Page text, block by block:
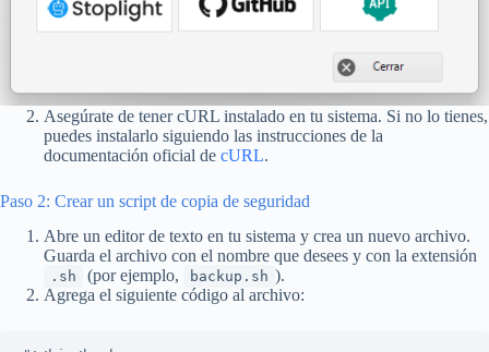
Asegúrate de tener cURL instalado en tu sistema. Si no lo tienes,
puedes instalarlo siguiendo las instrucciones de la
documentación oficial de cURL.
Paso 2: Crear un script de copia de seguridad
Abre un editor de texto en tu sistema y crea un nuevo archivo.
Guarda el archivo con el nombre que desees y con la extensión
.sh (por ejemplo, backup.sh ).
Agrega el siguiente código al archivo: